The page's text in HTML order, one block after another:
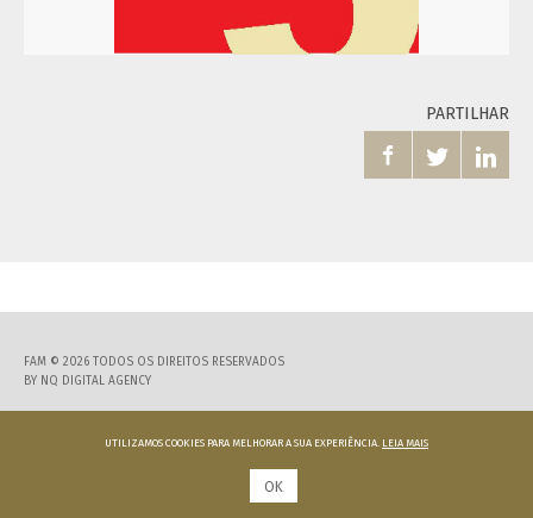
PARTILHAR
  
FAM © 2026 TODOS OS DIREITOS RESERVADOS
BY NQ DIGITAL AGENCY
UTILIZAMOS COOKIES PARA MELHORAR A SUA EXPERIÊNCIA. LEIA MAIS
OK